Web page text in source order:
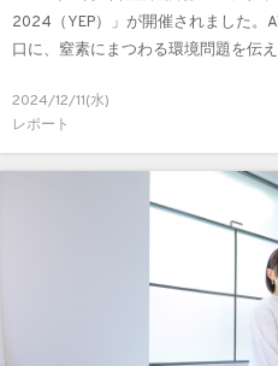
2024（YEP）」が開催されました。
口に、窒素にまつわる環境問題を伝
ただきました。来場者の感想も交え
2024/12/11(水)
レポート